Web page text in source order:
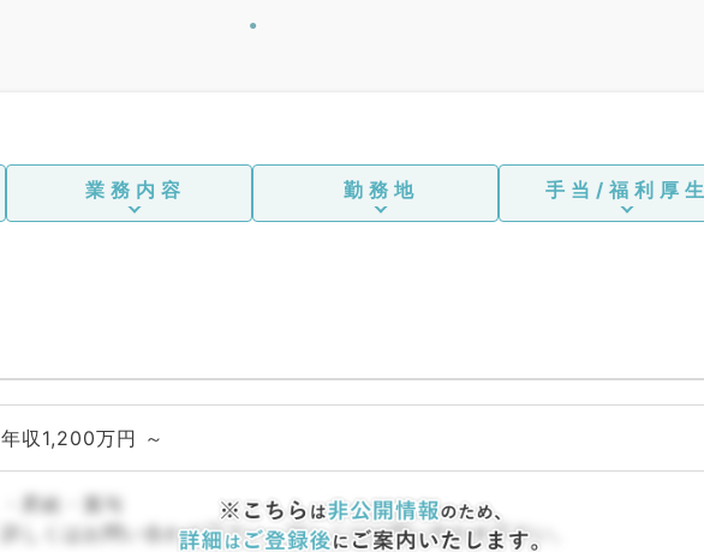
業務内容 勤務地 手当/福利厚生
年収1,200万円 ～
・昇給・賞与
詳しくはお問い合わせ下さい。詳しくはお問い合わせ下さい。